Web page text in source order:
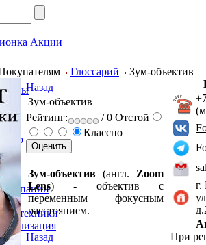
Акции
компании
Глоссарий Зум-объектив
Назад
Зум-объектив
Рейтинг:
/ 0 Отстой
Классно
Зум-объектив (англ. Zoom
Lens) - объектив с
переменным фокусным
расстоянием.
Назад
При